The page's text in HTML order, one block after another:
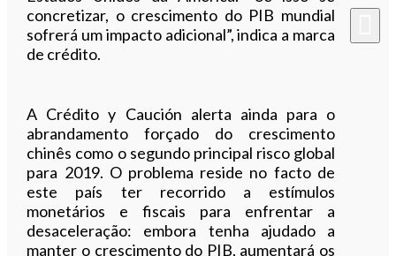
concretizar, o crescimento do PIB mundial
sofrerá um impacto adicional”, indica a marca
de crédito.
A Crédito y Caución alerta ainda para o
abrandamento forçado do crescimento
chinês como o segundo principal risco global
para 2019. O problema reside no facto de
este país ter recorrido a estímulos
monetários e fiscais para enfrentar a
desaceleração: embora tenha ajudado a
manter o crescimento do PIB, aumentará os